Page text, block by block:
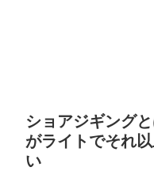
ショアジギング
がライトでそれ
い